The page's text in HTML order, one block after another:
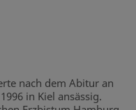
nach dem Abitur an
in Kiel ansässig.